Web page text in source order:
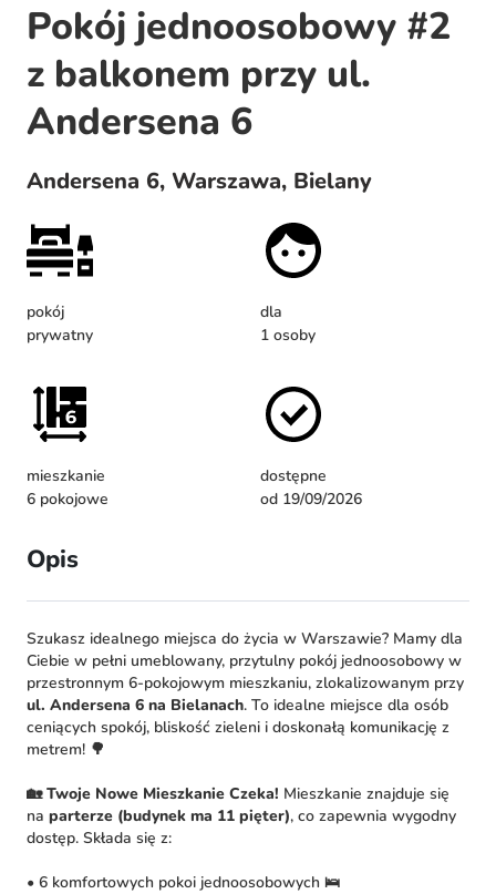
Pokój jednoosobowy #2
z balkonem przy ul.
Andersena 6
Andersena 6, Warszawa, Bielany
pokój
prywatny
dla
1 osoby
mieszkanie
6 pokojowe
dostępne
od 19/09/2026
Opis
Szukasz idealnego miejsca do życia w Warszawie? Mamy dla
Ciebie w pełni umeblowany, przytulny pokój jednoosobowy w
przestronnym 6-pokojowym mieszkaniu, zlokalizowanym przy
ul. Andersena 6 na Bielanach. To idealne miejsce dla osób
ceniących spokój, bliskość zieleni i doskonałą komunikację z
metrem! 🌳
🏡 Twoje Nowe Mieszkanie Czeka! Mieszkanie znajduje się
na parterze (budynek ma 11 pięter), co zapewnia wygodny
dostęp. Składa się z:
• 6 komfortowych pokoi jednoosobowych 🛌